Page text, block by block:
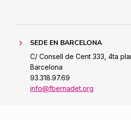
SEDE EN BARCELONA
C/ Consell de Cent 333, 4ta
Barcelona
93.318.97.69
info@fbernadet.org